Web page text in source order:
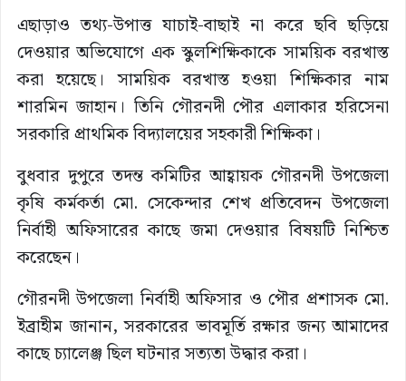
এছাড়াও তথ্য-উপাত্ত যাচাই-বাছাই না করে ছবি ছড়িয়ে
দেওয়ার অভিযোগে এক স্কুলশিক্ষিকাকে সাময়িক বরখাস্ত
করা হয়েছে। সাময়িক বরখাস্ত হওয়া শিক্ষিকার নাম
শারমিন জাহান। তিনি গৌরনদী পৌর এলাকার হরিসেনা
সরকারি প্রাথমিক বিদ্যালয়ের সহকারী শিক্ষিকা।
বুধবার দুপুরে তদন্ত কমিটির আহ্বায়ক গৌরনদী উপজেলা
কৃষি কর্মকর্তা মো. সেকেন্দার শেখ প্রতিবেদন উপজেলা
নির্বাহী অফিসারের কাছে জমা দেওয়ার বিষয়টি নিশ্চিত
করেছেন।
গৌরনদী উপজেলা নির্বাহী অফিসার ও পৌর প্রশাসক মো.
ইব্রাহীম জানান, সরকারের ভাবমূর্তি রক্ষার জন্য আমাদের
কাছে চ্যালেঞ্জ ছিল ঘটনার সত্যতা উদ্ধার করা।